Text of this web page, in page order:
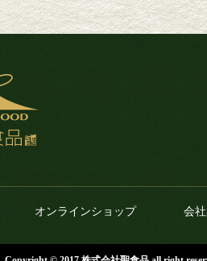
オンラインショップ 会